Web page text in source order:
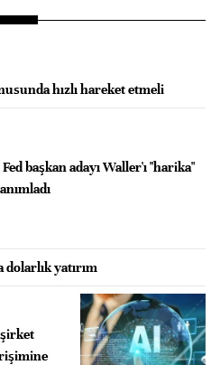
hızlı hareket etmeli
başkan adayı Waller'ı "harika"
yatırım